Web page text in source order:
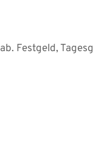
Festgeld,